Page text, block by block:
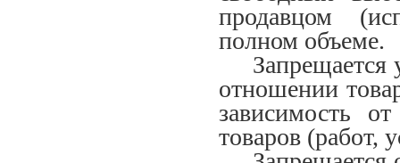
продавцом
полном объеме.
Запрещается
отношении
зависимость
товаров (работ,